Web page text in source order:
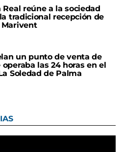
Real reúne a la sociedad
tradicional recepción de
Marivent
un punto de venta de
las 24 horas en el
Soledad de Palma